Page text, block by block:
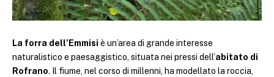
La forra dell’Emmisi è un’area di grande interesse
naturalistico e paesaggistico, situata nei pressi dell’abitato di
Rofrano. Il fiume, nel corso di millenni, ha modellato la roccia,